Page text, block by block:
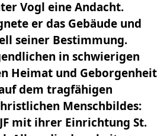
Vogl eine Andacht.
er das Gebäude und
seiner Bestimmung.
in schwierigen
Heimat und Geborgenheit
dem tragfähigen
Menschbildes:
mit ihrer Einrichtung St.